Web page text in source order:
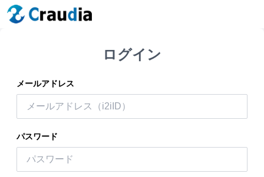
ログイン
メールアドレス
パスワード